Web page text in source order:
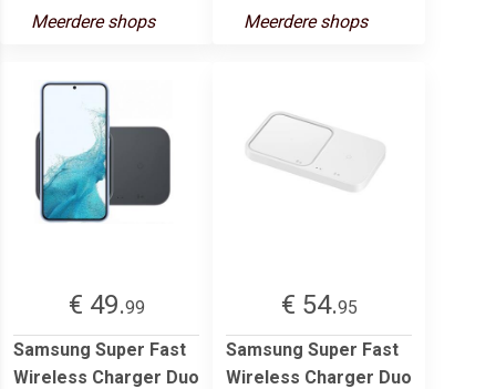
Meerdere shops
Meerdere shops
€ 49.99
Samsung Super Fast
Wireless Charger Duo
€ 54.95
Samsung Super Fast
Wireless Charger Duo